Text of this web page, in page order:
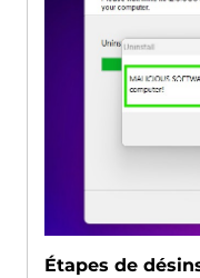
Étapes de